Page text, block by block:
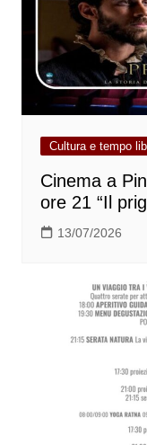
Cultura e tempo
Cinema a
ore 21 “Il
13/07/2026